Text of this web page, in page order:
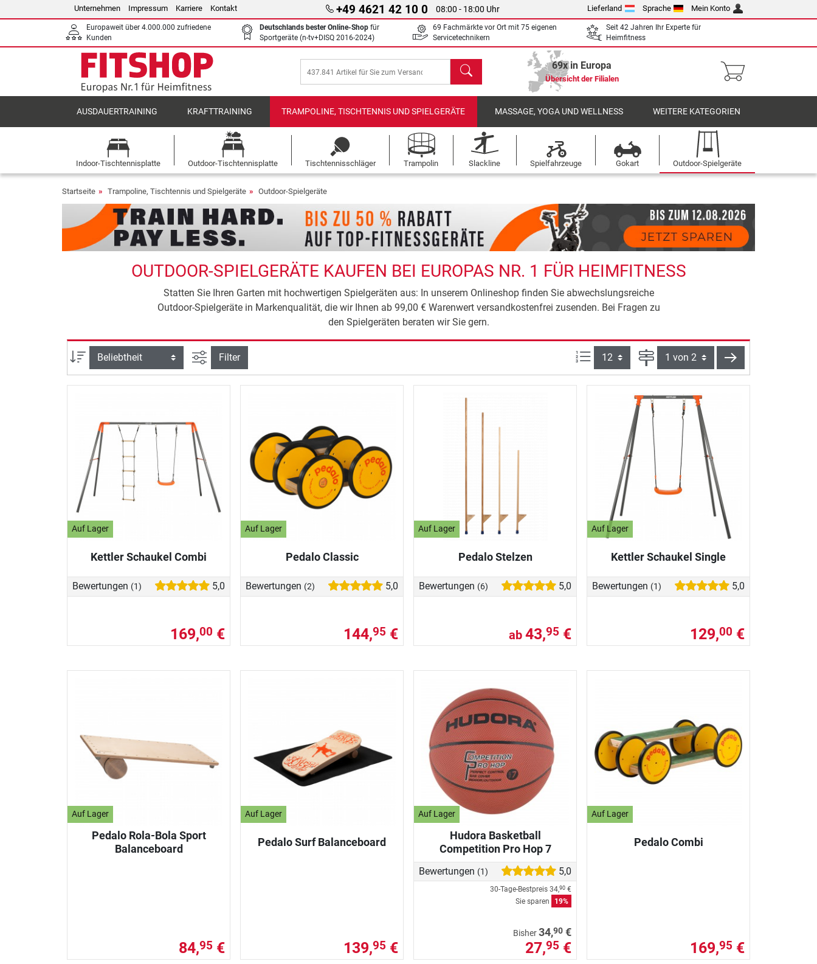
Unternehmen Impressum Karriere Kontakt +49 4621 42 10 0 08:00 - 18:00 Uhr Lieferland Sprache Mein Konto
Europaweit über 4.000.000 zufriedene
Kunden
Deutschlands bester Online-Shop für
Sportgeräte (n-tv+DISQ 2016-2024)
69 Fachmärkte vor Ort mit 75 eigenen
Servicetechnikern
Seit 42 Jahren Ihr Experte für
Heimfitness
Suchen 69x in Europa
Übersicht der Filialen
AUSDAUERTRAINING KRAFTTRAINING TRAMPOLINE, TISCHTENNIS UND SPIELGERÄTE MASSAGE, YOGA UND WELLNESS WEITERE KATEGORIEN
Indoor-Tischtennisplatte Outdoor-Tischtennisplatte Tischtennisschläger Trampolin Slackline Spielfahrzeuge Gokart Outdoor-Spielgeräte
Startseite Trampoline, Tischtennis und Spielgeräte Outdoor-Spielgeräte
OUTDOOR-SPIELGERÄTE KAUFEN BEI EUROPAS NR. 1 FÜR HEIMFITNESS
Statten Sie Ihren Garten mit hochwertigen Spielgeräten aus: In unserem Onlineshop finden Sie abwechslungsreiche
Outdoor-Spielgeräte in Markenqualität, die wir Ihnen ab 99,00 € Warenwert versandkostenfrei zusenden. Bei Fragen zu
den Spielgeräten beraten wir Sie gern.
Sortierung Ansicht filtern
Filter Artikel pro Seite: Seite weiter
Auf Lager
Kettler Schaukel Combi
Bewertungen (1) 5,0
169,00 €
Auf Lager
Pedalo Classic
Bewertungen (2) 5,0
144,95 €
Auf Lager
Pedalo Stelzen
Bewertungen (6) 5,0
ab 43,95 €
Auf Lager
Kettler Schaukel Single
Bewertungen (1) 5,0
129,00 €
Auf Lager
Pedalo Rola-Bola Sport
Balanceboard
84,95 €
Auf Lager
Pedalo Surf Balanceboard
139,95 €
Auf Lager
Hudora Basketball
Competition Pro Hop 7
Bewertungen (1) 5,0
30-Tage-Bestpreis 34,90 €
Sie sparen
19%
Bisher34,90 €
27,95 €
Auf Lager
Pedalo Combi
169,95 €